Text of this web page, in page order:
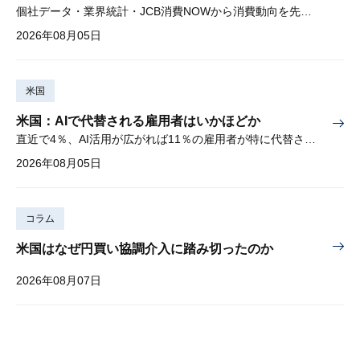
2026年08月05日
米国
米国：AIで代替される雇用者はいかほどか
直近で4％、AI活用が広がれば11％の雇用者が特に代替されやすい
2026年08月05日
コラム
米国はなぜ円買い協調介入に踏み切ったのか
2026年08月07日